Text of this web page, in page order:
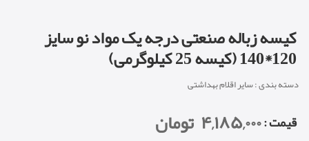
کیسه زباله صنعتی درجه یک مواد نو سایز
120*140 (کیسه 25 کیلوگرمی)
دسته بندی : سایر اقلام بهداشتی
: قیمت ۴,۱۸۵,۰۰۰ تومان